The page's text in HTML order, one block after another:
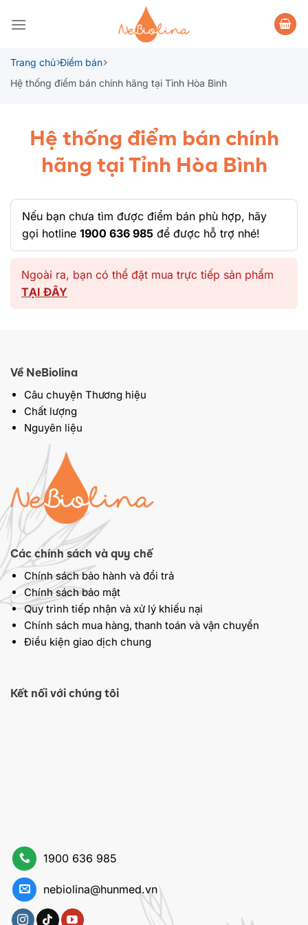
qua
dungTrang chủ Điểm bán
Hệ thống điểm bán chính hãng tại Tỉnh Hòa Bình
Hệ thống điểm bán chính
hãng tại Tỉnh Hòa Bình
Nếu bạn chưa tìm được điểm bán phù hợp, hãy
gọi hotline 1900 636 985 để được hỗ trợ nhé!
Ngoài ra, bạn có thể đặt mua trực tiếp sản phẩm
TẠI ĐÂY
Về NeBiolina
Câu chuyện Thương hiệu
Chất lượng
Nguyên liệu
Các chính sách và quy chế
Chính sách bảo hành và đổi trả
Chính sách bảo mật
Quy trình tiếp nhận và xử lý khiếu nại
Chính sách mua hàng, thanh toán và vận chuyển
Điều kiện giao dịch chung
Kết nối với chúng tôi
1900 636 985
nebiolina@hunmed.vn